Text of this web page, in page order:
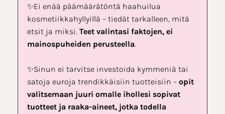
✨Ei enää päämäärätöntä haahuilua
kosmetiikkahyllyillä – tiedät tarkalleen, mitä
etsit ja miksi. Teet valintasi faktojen, ei
mainospuheiden perusteella.
✨Sinun ei tarvitse investoida kymmeniä tai
satoja euroja trendikkäisiin tuotteisiin – opit
valitsemaan juuri omalle ihollesi sopivat
tuotteet ja raaka-aineet, jotka todella